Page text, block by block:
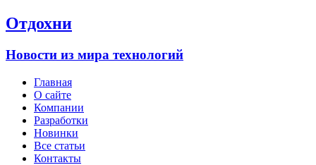
Отдохни
Новости из мира технологий
Главная
О сайте
Компании
Разработки
Новинки
Все статьи
Контакты